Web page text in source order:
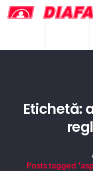
Etichetă:
Posts tagged